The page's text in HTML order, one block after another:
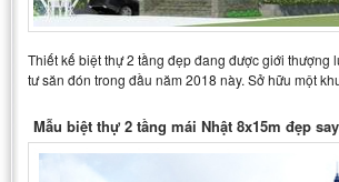
Thiết kế biệt thự 2 tầng đẹp đang được giới thượng
tư săn đón trong đầu năm 2018 này. Sở hữu một
Mẫu biệt thự 2 tầng mái Nhật 8x15m đẹp